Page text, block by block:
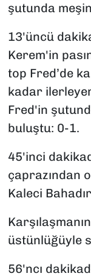
şutunda
13'üncü
Kerem'in
top Fred’de
kadar
Fred'in
buluştu: 0-1.
45'inci
çaprazından
Kaleci
üstünlüğüyle
56'ncı